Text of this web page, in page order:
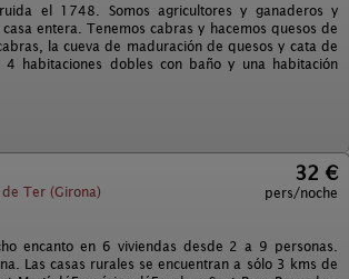
el 1748. Somos agricultores y ganaderos y
entera. Tenemos cabras y hacemos quesos de
la cueva de maduración de quesos y cata de
habitaciones dobles con baño y una habitación
Ter (Girona)
32 €
pers/noche
encanto en 6 viviendas desde 2 a 9 personas.
Las casas rurales se encuentran a sólo 3 kms de